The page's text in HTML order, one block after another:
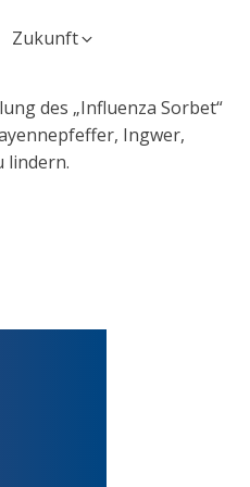
Zukunft
des „Influenza Sorbet“
Ingwer,
lindern.